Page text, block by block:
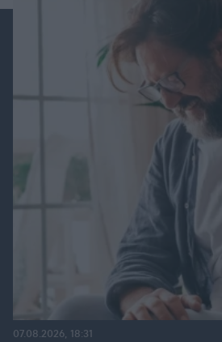
07.08.2026, 18:31